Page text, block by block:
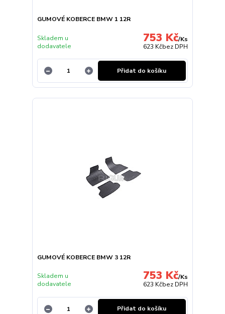
GUMOVÉ KOBERCE BMW 1 12R
753 Kč/Ks
623 Kčbez DPH
Skladem u
dodavatele
Přidat do košíku
GUMOVÉ KOBERCE BMW 3 12R
753 Kč/Ks
623 Kčbez DPH
Skladem u
dodavatele
Přidat do košíku